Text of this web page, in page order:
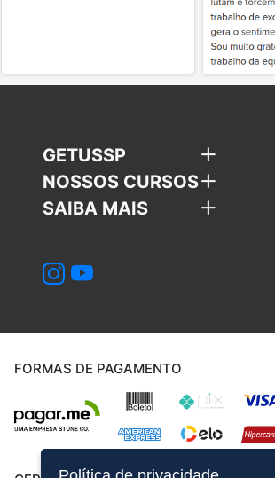
GETUSSP
NOSSOS CURSOS
SAIBA MAIS
FORMAS DE PAGAMENTO